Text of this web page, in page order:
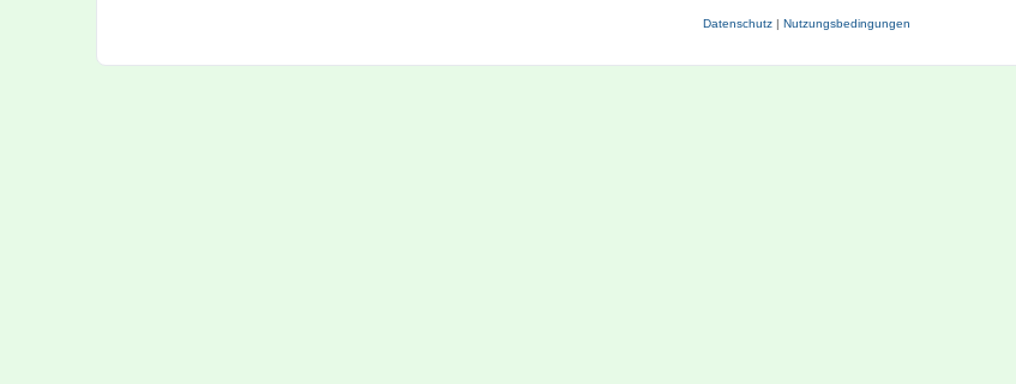
Datenschutz| Nutzungsbedingungen